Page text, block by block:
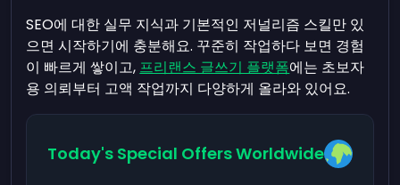
SEO에 대한 실무 지식과 기본적인 저널리즘 스킬만 있
으면 시작하기에 충분해요. 꾸준히 작업하다 보면 경험
이 빠르게 쌓이고, 프리랜스 글쓰기 플랫폼에는 초보자
용 의뢰부터 고액 작업까지 다양하게 올라와 있어요.
Today's Special Offers Worldwide